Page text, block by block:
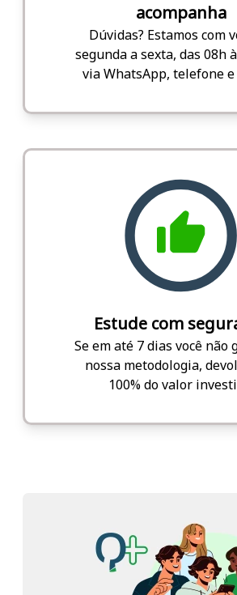
acompanha
Dúvidas? Estamos com
segunda a sexta, das 08h
via WhatsApp, telefone
Estude com
Se em até 7 dias você não
nossa metodologia,
100% do valor